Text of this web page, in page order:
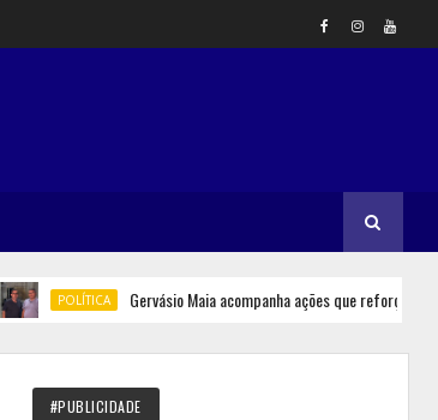
POLÍTICA Gervásio Maia acompanha ações que reforçam
#PUBLICIDADE